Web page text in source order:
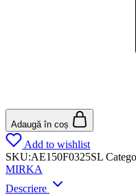
Adaugă în coș
Add to wishlist
SKU:AE150F0325SL
MIRKA
Descriere